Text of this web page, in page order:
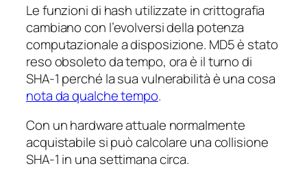
Le funzioni di hash utilizzate in crittografia
cambiano con l’evolversi della potenza
computazionale a disposizione. MD5 è stato
reso obsoleto da tempo, ora è il turno di
SHA-1 perché la sua vulnerabilità è una cosa
nota da qualche tempo.
Con un hardware attuale normalmente
acquistabile si può calcolare una collisione
SHA-1 in una settimana circa.